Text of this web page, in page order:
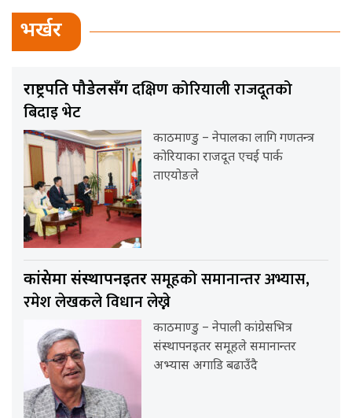
भर्खर
राष्ट्रपति पौडेलसँगदक्षिण कोरियाली राजदूतको
बिदाइ भेट
काठमाण्डु – नेपालका लागि गणतन्त्र
कोरियाका राजदूत एचई पार्क
ताएयोङले
कांग्रेसमा संस्थापनइतरसमूहको समानान्तर अभ्यास,
रमेश लेखकले विधान लेख्ने
काठमाण्डु – नेपाली कांग्रेसभित्र
संस्थापनइतर समूहले समानान्तर
अभ्यास अगाडि बढाउँदै